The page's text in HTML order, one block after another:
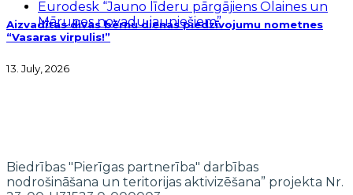
Aizvadītas divas bērnu dienas piedzīvojumu nometnes
“Vasaras virpulis!”
13. July, 2026
Eurodesk “Jauno līderu pārgājiens Olaines un
Mārupes novadu jauniešiem”
Biedrības "Pierīgas partnerība" darbības
nodrošināšana un teritorijas aktivizēšana” projekta Nr.